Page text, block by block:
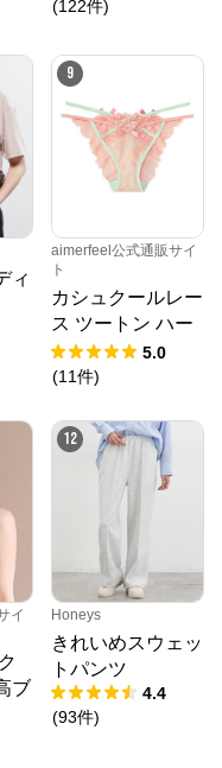
ズペインターパン
(122件)
ィ
9
aimerfeel公式通販サイ
ト
カシュクールレー
ス ツートン ハー
フバックショーツ
5.0
(11件)
イ
ブ
12
Honeys
きれいめスウェッ
トパンツ
4.4
(93件)
ストア
ト
す
ア
からのコメン
(ジュンコシマ
ルール)、
、20 代～ 40 代の
気ブランドをラ
ライフスタイルを
案します。